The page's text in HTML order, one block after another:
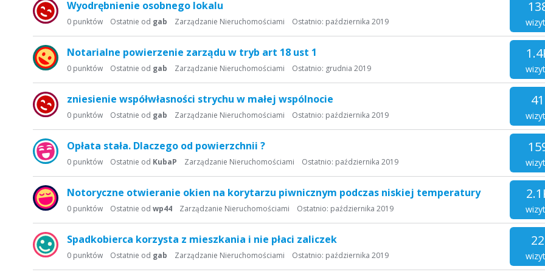
Wyodrębnienie osobnego lokalu
0 punktów Ostatnie od gab Ostatnio: października 2019
Zarządzanie Nieruchomościami
Notarialne powierzenie zarządu w tryb art 18 ust 1
0 punktów Ostatnie od gab Ostatnio: grudnia 2019
Zarządzanie Nieruchomościami
zniesienie współwłasności strychu w małej wspólnocie 41
0 punktów Ostatnie od gab Ostatnio: października 2019
Zarządzanie Nieruchomościami
Opłata stała. Dlaczego od powierzchnii ?
0 punktów Ostatnie od KubaP Ostatnio: października 2019
Zarządzanie Nieruchomościami
Notoryczne otwieranie okien na korytarzu piwnicznym podczas niskiej temperatury
0 punktów Ostatnie od wp44 Ostatnio: października 2019
Zarządzanie Nieruchomościami
Spadkobierca korzysta z mieszkania i nie płaci zaliczek 22
0 punktów Ostatnie od gab Ostatnio: października 2019
Zarządzanie Nieruchomościami